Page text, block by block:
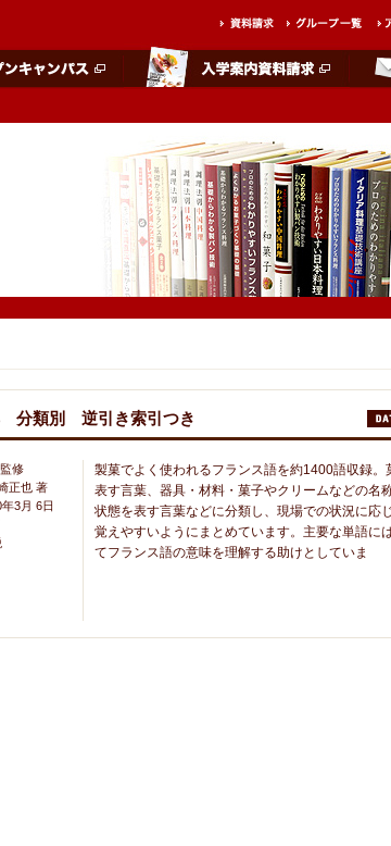
分類別 逆引き索引つき
修
正也 著
3月 6日
製菓でよく使われるフランス語を約1400語収録。
表す言葉、器具・材料・菓子やクリームなどの名
状態を表す言葉などに分類し、現場での状況に応
覚えやすいようにまとめています。主要な単語に
てフランス語の意味を理解する助けとしていま